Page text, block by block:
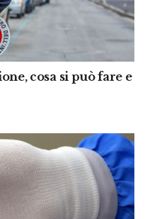
cosa si può fare e